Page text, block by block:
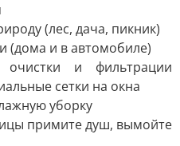
(лес, дача, пикник)
(дома и в автомобиле)
и фильтрации
сетки на окна
уборку
примите душ, вымойте